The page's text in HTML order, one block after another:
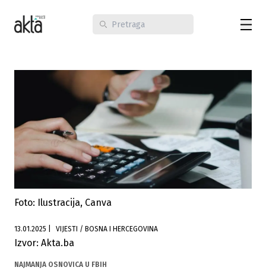
Foto: Ilustracija, Canva
13.01.2025 VIJESTI / BOSNA I HERCEGOVINA
Izvor: Akta.ba
NAJMANJA OSNOVICA U FBIH